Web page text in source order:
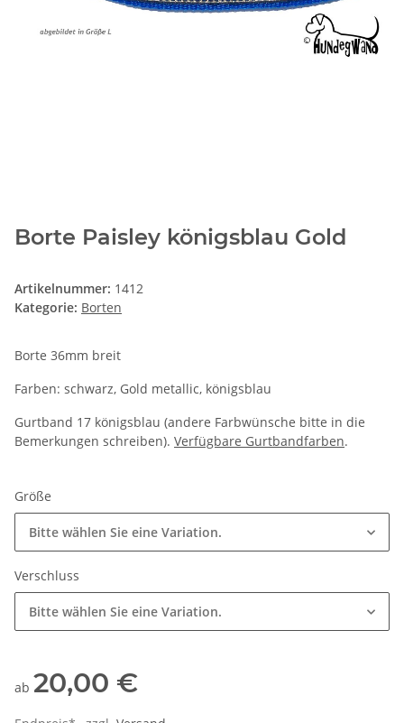
Borte Paisley königsblau Gold
Artikelnummer: 1412
Kategorie: Borten
Borte 36mm breit
Farben: schwarz, Gold metallic, königsblau
Gurtband 17 königsblau (andere Farbwünsche bitte in die
Bemerkungen schreiben). Verfügbare Gurtbandfarben.
Größe
Bitte wählen Sie eine Variation.
Verschluss
Bitte wählen Sie eine Variation.
ab 20,00 €